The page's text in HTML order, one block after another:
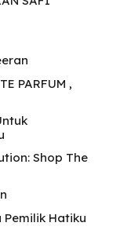
PARFUM ,
Shop The
Hatiku